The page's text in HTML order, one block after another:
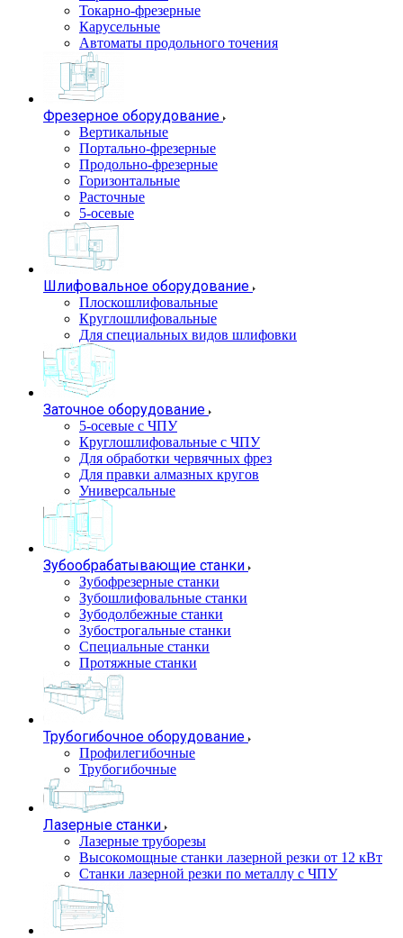
Токарно-фрезерные
Карусельные
Автоматы продольного точения
Фрезерное оборудование
Вертикальные
Портально-фрезерные
Продольно-фрезерные
Горизонтальные
Расточные
5-осевые
Шлифовальное оборудование
Плоскошлифовальные
Круглошлифовальные
Для специальных видов шлифовки
Заточное оборудование
5-осевые с ЧПУ
Круглошлифовальные с ЧПУ
Для обработки червячных фрез
Для правки алмазных кругов
Универсальные
Зубообрабатывающие станки
Зубофрезерные станки
Зубошлифовальные станки
Зубодолбежные станки
Зубострогальные станки
Специальные станки
Протяжные станки
Трубогибочное оборудование
Профилегибочные
Трубогибочные
Лазерные станки
Лазерные труборезы
Высокомощные станки лазерной резки от 12 кВт
Станки лазерной резки по металлу с ЧПУ